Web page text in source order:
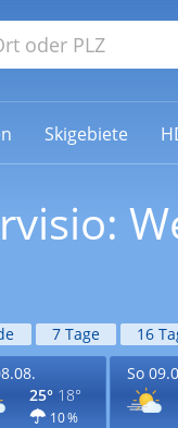
Skigebiete
7 Tage 16
25° 18°
10 %
So